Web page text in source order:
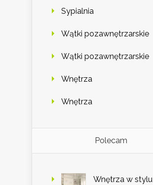
Sypialnia
Wątki pozawnętrzarskie
Wątki pozawnętrzarskie
Wnętrza
Wnętrza
Polecam
Wnętrza w stylu